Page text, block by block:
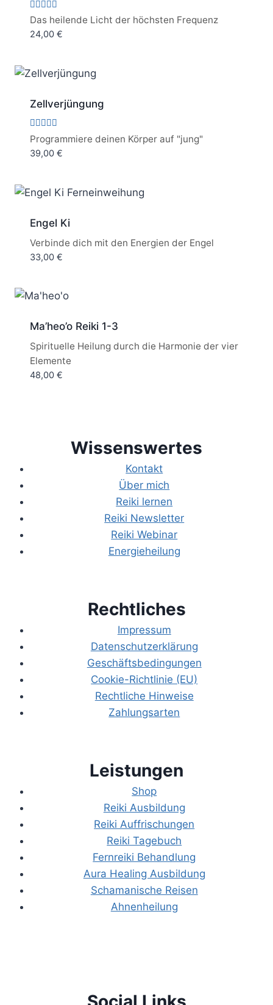
Bewertet
mit
5.00
Das heilende Licht der höchsten Frequenz
24,00 €
Zellverjüngung
Bewertet
mit
5.00
Programmiere deinen Körper auf "jung"
39,00 €
Engel Ki
Verbinde dich mit den Energien der Engel
33,00 €
Ma’heo’o Reiki 1-3
Spirituelle Heilung durch die Harmonie der vier
Elemente
48,00 €
Wissenswertes
Kontakt
Über mich
Reiki lernen
Reiki Newsletter
Reiki Webinar
Energieheilung
Rechtliches
Impressum
Datenschutzerklärung
Geschäftsbedingungen
Cookie-Richtlinie (EU)
Rechtliche Hinweise
Zahlungsarten
Leistungen
Shop
Reiki Ausbildung
Reiki Auffrischungen
Reiki Tagebuch
Fernreiki Behandlung
Aura Healing Ausbildung
Schamanische Reisen
Ahnenheilung